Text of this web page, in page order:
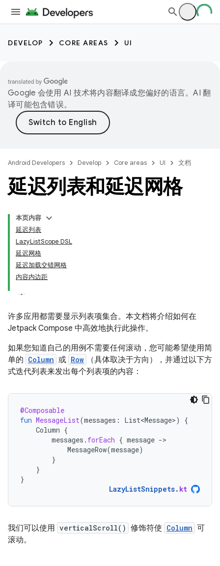
DEVELOP CORE AREAS UI
Google 会使用 AI 技术将内容翻译成您偏好的语言。AI 翻
译可能包含错误。
Android Developers Develop Core areas UI 文档
延迟列表和延迟网格
本页内容
延迟列表
LazyListScope DSL
延迟网格
延迟加载交错网格
内容内边距
许多应用都需要显示列表项集合。本文档将介绍如何在
Jetpack Compose 中高效地执行此操作。
如果您知道自己的用例不需要任何滚动，您可能希望使用简
单的 Column 或 Row
（具体取决于方向），并通过以下方
式迭代列表来发出每个列表项的内容：
@Composable
fun MessageList(messages : List<Message>)
{
Column {
messages . forEach { message -
MessageRow(message)
}
}
}
LazyListSnippets. kt
我们可以使用 verticalScroll() 修饰符使 Column 可
滚动。